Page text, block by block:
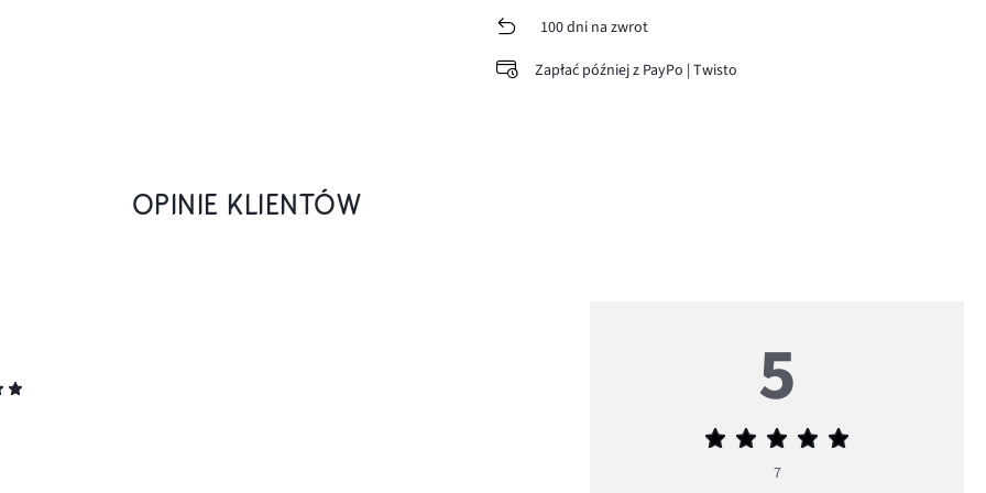
100 dni na zwrot
Zapłać później z PayPo | Twisto
OPINIE KLIENTÓW
5
Średnia
5
7